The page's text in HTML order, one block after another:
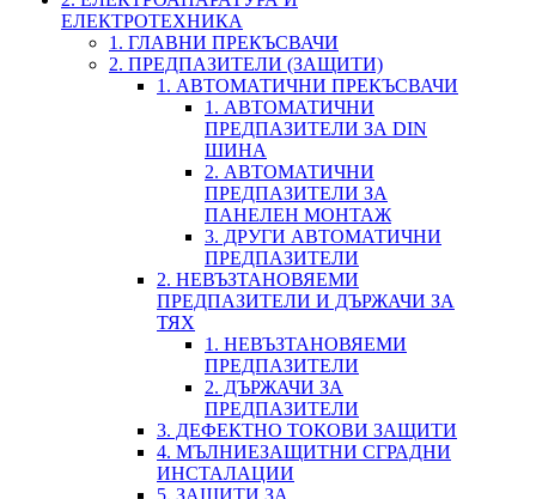
ЕЛЕКТРОТЕХНИКА
1. ГЛАВНИ ПРЕКЪСВАЧИ
2. ПРЕДПАЗИТЕЛИ (ЗАЩИТИ)
1. АВТОМАТИЧНИ ПРЕКЪСВАЧИ
1. АВТОМАТИЧНИ
ПРЕДПАЗИТЕЛИ ЗА DIN
ШИНА
2. АВТОМАТИЧНИ
ПРЕДПАЗИТЕЛИ ЗА
ПАНЕЛЕН МОНТАЖ
3. ДРУГИ АВТОМАТИЧНИ
ПРЕДПАЗИТЕЛИ
2. НЕВЪЗТАНОВЯЕМИ
ПРЕДПАЗИТЕЛИ И ДЪРЖАЧИ ЗА
ТЯХ
1. НЕВЪЗТАНОВЯЕМИ
ПРЕДПАЗИТЕЛИ
2. ДЪРЖАЧИ ЗА
ПРЕДПАЗИТЕЛИ
3. ДЕФЕКТНО ТОКОВИ ЗАЩИТИ
4. МЪЛНИЕЗАЩИТНИ СГРАДНИ
ИНСТАЛАЦИИ
5. ЗАЩИТИ ЗА